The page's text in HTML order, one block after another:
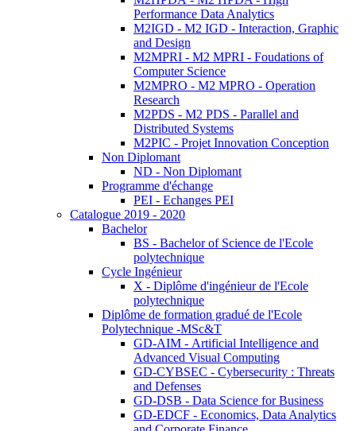
Performance Data Analytics
M2IGD - M2 IGD - Interaction, Graphic
and Design
M2MPRI - M2 MPRI - Foudations of
Computer Science
M2MPRO - M2 MPRO - Operation
Research
M2PDS - M2 PDS - Parallel and
Distributed Systems
M2PIC - Projet Innovation Conception
Non Diplomant
ND - Non Diplomant
Programme d'échange
PEI - Echanges PEI
Catalogue 2019 - 2020
Bachelor
BS - Bachelor of Science de l'Ecole
polytechnique
Cycle Ingénieur
X - Diplôme d'ingénieur de l'Ecole
polytechnique
Diplôme de formation gradué de l'Ecole
Polytechnique -MSc&T
GD-AIM - Artificial Intelligence and
Advanced Visual Computing
GD-CYBSEC - Cybersecurity : Threats
and Defenses
GD-DSB - Data Science for Business
GD-EDCF - Economics, Data Analytics